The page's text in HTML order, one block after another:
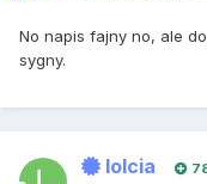
No napis fajny no, ale
sygny.
lolcia